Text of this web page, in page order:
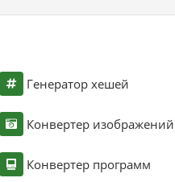
Генератор хешей
Конвертер изображений
Конвертер программ